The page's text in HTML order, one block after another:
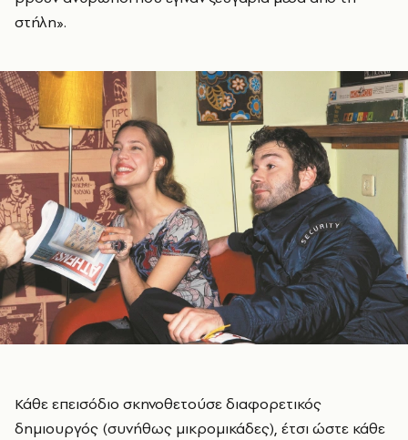
στήλη».
Κάθε επεισόδιο σκηνοθετούσε διαφορετικός
δημιουργός (συνήθως μικρομικάδες), έτσι ώστε κάθε